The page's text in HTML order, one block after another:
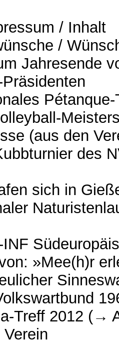
/ Inhalt
/
Jahresende
Pétanque-
(aus den
des
sich in
»Mee(h)r
Treff 2012 (→